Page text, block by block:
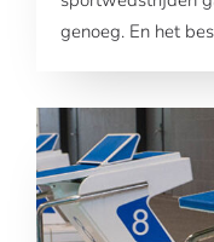
genoeg. En het